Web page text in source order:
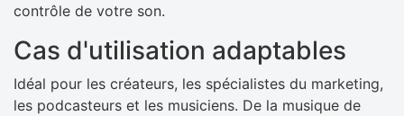
contrôle de votre son.
Cas d'utilisation adaptables
Idéal pour les créateurs, les spécialistes du marketing,
les podcasteurs et les musiciens. De la musique de